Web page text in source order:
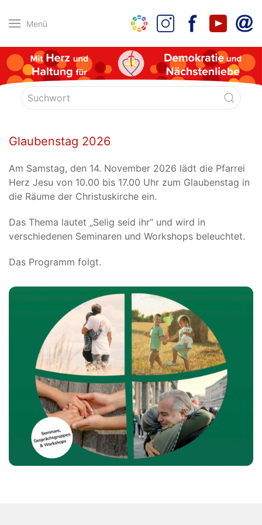
Menü
Glaubenstag 2026
Am Samstag, den 14. November 2026 lädt die Pfarrei
Herz Jesu von 10.00 bis 17.00 Uhr zum Glaubenstag in
die Räume der Christuskirche ein.
Das Thema lautet „Selig seid ihr“ und wird in
verschiedenen Seminaren und Workshops beleuchtet.
Das Programm folgt.